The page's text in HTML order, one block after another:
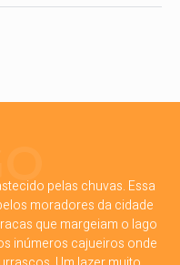
pelas chuvas. Essa
moradores da cidade
que margeiam o lago
inúmeros cajueiros onde